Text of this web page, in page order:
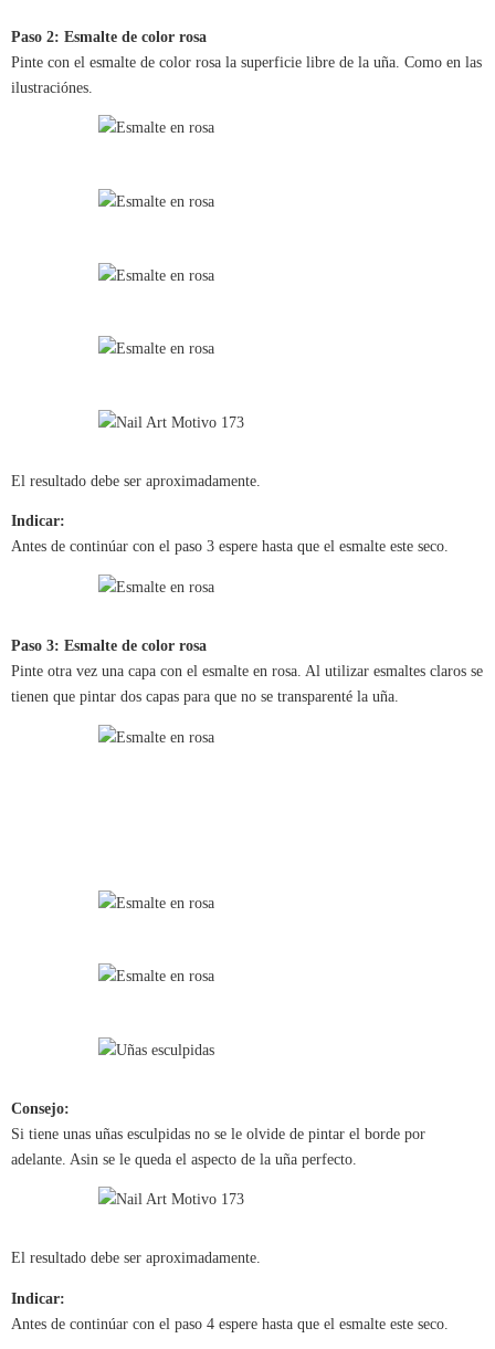
Paso 2: Esmalte de color rosa
Pinte con el esmalte de color rosa la superficie libre de la uña. Como en las
ilustraciónes.
El resultado debe ser aproximadamente.
Indicar:
Antes de continúar con el paso 3 espere hasta que el esmalte este seco.
Paso 3: Esmalte de color rosa
Pinte otra vez una capa con el esmalte en rosa. Al utilizar esmaltes claros se
tienen que pintar dos capas para que no se transparenté la uña.
Consejo:
Si tiene unas uñas esculpidas no se le olvide de pintar el borde por
adelante. Asin se le queda el aspecto de la uña perfecto.
El resultado debe ser aproximadamente.
Indicar:
Antes de continúar con el paso 4 espere hasta que el esmalte este seco.